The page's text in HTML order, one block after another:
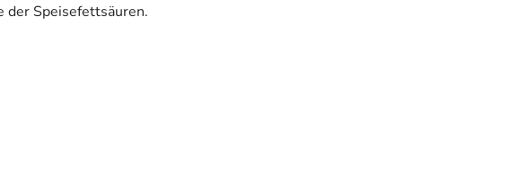
der Speisefettsäuren.